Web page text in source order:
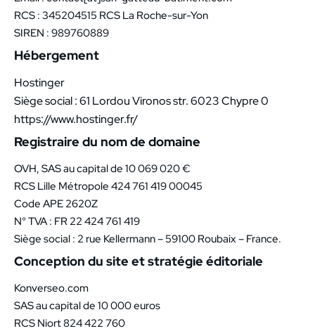
RCS : 345204515 RCS La Roche-sur-Yon
SIREN : 989760889
Hébergement
Hostinger
Siège social : 61 Lordou Vironos str. 6023 Chypre 0
https://www.hostinger.fr/
Registraire du nom de domaine
OVH, SAS au capital de 10 069 020 €
RCS Lille Métropole 424 761 419 00045
Code APE 2620Z
N° TVA : FR 22 424 761 419
Siège social : 2 rue Kellermann – 59100 Roubaix – France.
Conception du site et stratégie éditoriale
Konverseo.com
SAS au capital de 10 000 euros
RCS Niort 824 422 760